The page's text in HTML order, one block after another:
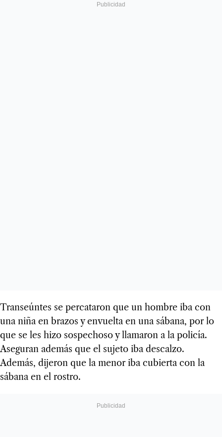
Transeúntes se percataron que un hombre iba con
una niña en brazos y envuelta en una sábana, por lo
que se les hizo sospechoso y llamaron a la policía.
Aseguran además que el sujeto iba descalzo.
Además, dijeron que la menor iba cubierta con la
sábana en el rostro.